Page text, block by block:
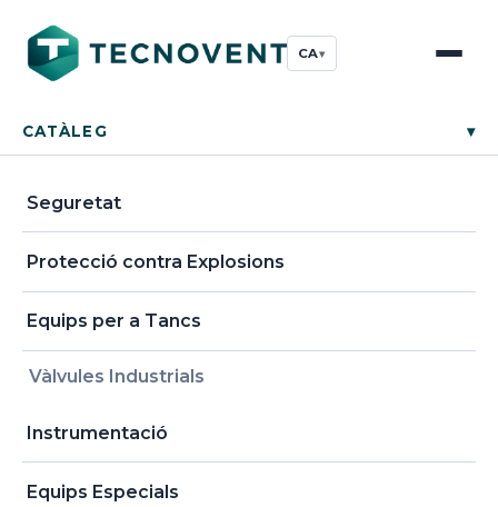
CA▾
CATÀLEG ▾
Seguretat
Protecció contra Explosions
Equips per a Tancs
Vàlvules Industrials
Instrumentació
Equips Especials